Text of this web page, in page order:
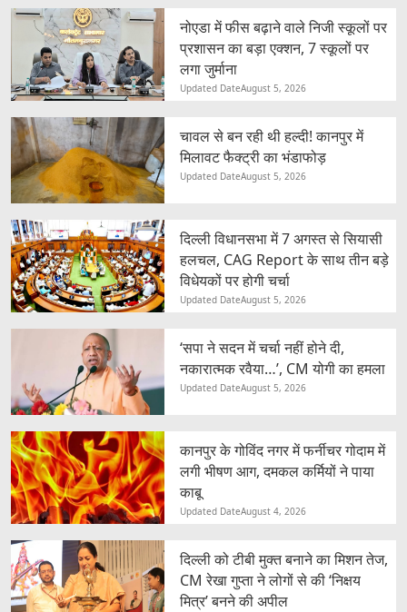
नोएडा में फीस बढ़ाने वाले निजी स्कूलों पर
प्रशासन का बड़ा एक्शन, 7 स्कूलों पर
लगा जुर्माना
Updated DateAugust 5, 2026
चावल से बन रही थी हल्दी! कानपुर में
मिलावट फैक्ट्री का भंडाफोड़
Updated DateAugust 5, 2026
दिल्ली विधानसभा में 7 अगस्त से सियासी
हलचल, CAG Report के साथ तीन बड़े
विधेयकों पर होगी चर्चा
Updated DateAugust 5, 2026
‘सपा ने सदन में चर्चा नहीं होने दी,
नकारात्मक रवैया…’, CM योगी का हमला
Updated DateAugust 5, 2026
कानपुर के गोविंद नगर में फर्नीचर गोदाम में
लगी भीषण आग, दमकल कर्मियों ने पाया
काबू
Updated DateAugust 4, 2026
दिल्ली को टीबी मुक्त बनाने का मिशन तेज,
CM रेखा गुप्ता ने लोगों से की ‘निक्षय
मित्र’ बनने की अपील